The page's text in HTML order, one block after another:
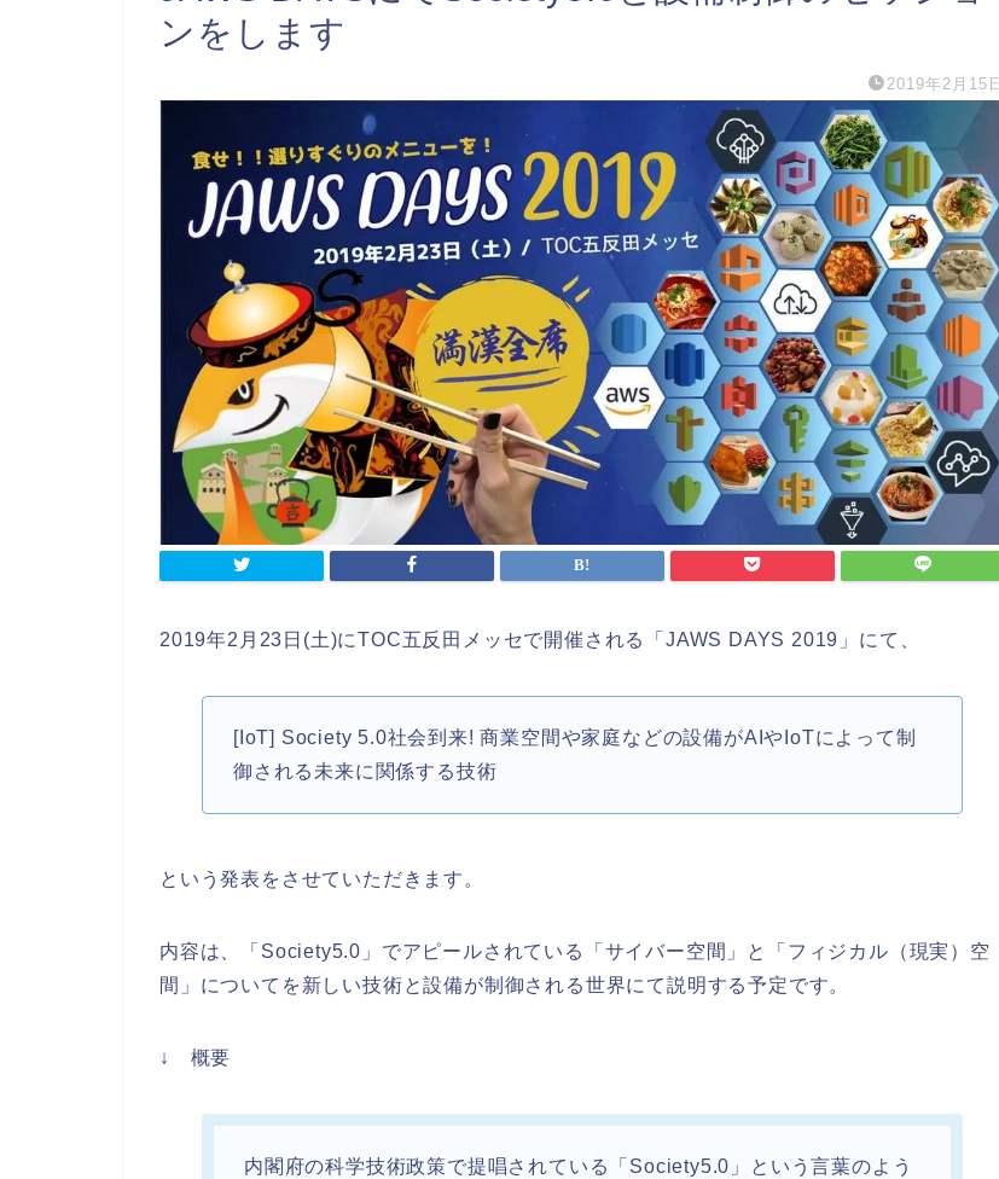
ンをします
2019年2月15日
2019年2月23日(土)にTOC五反田メッセで開催される「JAWS DAYS 2019」にて、
[IoT] Society 5.0社会到来! 商業空間や家庭などの設備がAIやIoTによって制
御される未来に関係する技術
という発表をさせていただきます。
内容は、「Society5.0」でアピールされている「サイバー空間」と「フィジカル（現実）空
間」についてを新しい技術と設備が制御される世界にて説明する予定です。
↓ 概要
内閣府の科学技術政策で提唱されている「Society5.0」という言葉のよう